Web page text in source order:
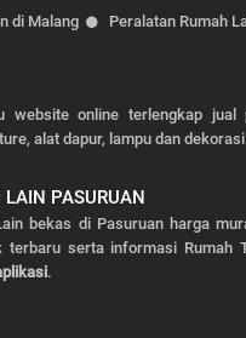
di Malang Peralatan Rumah
website online terlengkap jual
alat dapur, lampu dan
PASURUAN
bekas di Pasuruan harga
terbaru serta informasi Rumah
.